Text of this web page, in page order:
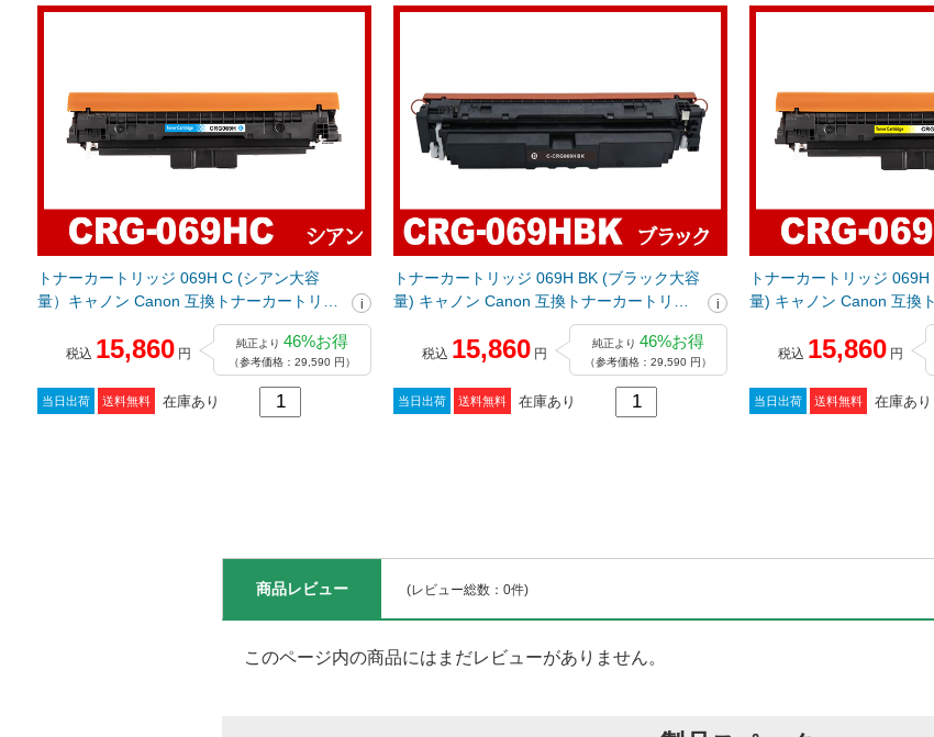
トナーカートリッジ 069H C (シアン大容
量）キャノン Canon 互換トナーカートリッ
税込 15,860 円
純正より 46%お得
（参考価格：29,590 円）
当日出荷 送料無料 在庫あり
トナーカートリッジ 069H BK (ブラック大容
量) キャノン Canon 互換トナーカートリッ
税込 15,860 円
純正より 46%お得
（参考価格：29,590 円）
当日出荷 送料無料 在庫あり
トナーカートリッジ
量) キャノン Canon 互換
税込 15,860 円
当日出荷 送料無料 在庫あり
商品レビュー (レビュー総数：0件)
このページ内の商品にはまだレビューがありません。